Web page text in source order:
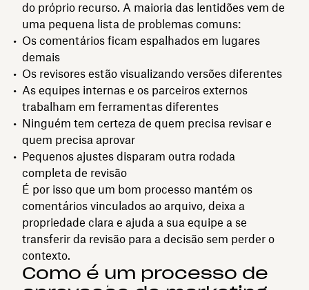
do próprio recurso. A maioria das lentidões vem de
uma pequena lista de problemas comuns:
Os comentários ficam espalhados em lugares
demais
Os revisores estão visualizando versões diferentes
As equipes internas e os parceiros externos
trabalham em ferramentas diferentes
Ninguém tem certeza de quem precisa revisar e
quem precisa aprovar
Pequenos ajustes disparam outra rodada
completa de revisão
É por isso que um bom processo mantém os
comentários vinculados ao arquivo, deixa a
propriedade clara e ajuda a sua equipe a se
transferir da revisão para a decisão sem perder o
contexto.
Como é um processo de